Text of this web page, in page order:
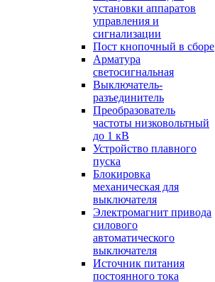
установки аппаратов
управления и
сигнализации
Пост кнопочный в сборе
Арматура
светосигнальная
Выключатель-
разъединитель
Преобразователь
частоты низковольтный
до 1 кВ
Устройство плавного
пуска
Блокировка
механическая для
выключателя
Электромагнит привода
силового
автоматического
выключателя
Источник питания
постоянного тока